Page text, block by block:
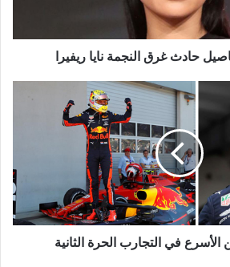
حادث غرق النجمة نايا ريفيرا
في التجارب الحرة الثانية